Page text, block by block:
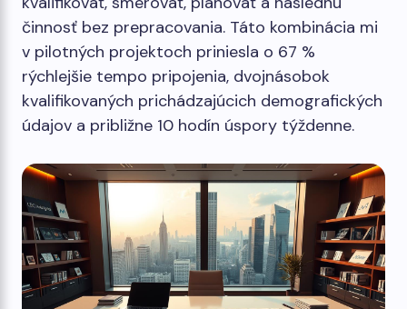
činnosť bez prepracovania. Táto kombinácia mi
v pilotných projektoch priniesla o 67 %
rýchlejšie tempo pripojenia, dvojnásobok
kvalifikovaných prichádzajúcich demografických
údajov a približne 10 hodín úspory týždenne.